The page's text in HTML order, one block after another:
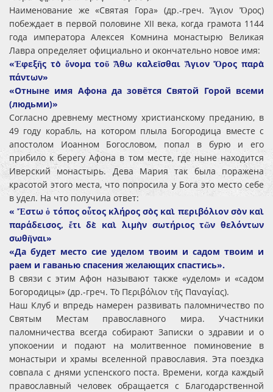
Наименование же «Святая Гора» (др.-греч. Ἅγιον Ὄρος)
побеждает в первой половине XII века, когда грамота 1144
года императора Алексея Комнина монастырю Великая
Лавра определяет официально и окончательно новое имя:
«Ἐφεξῆς τὸ ὄνομα τοῦ Ἄθω καλεῖσθαι Ἅγιον Ὄρος παρὰ
πάντων»
«Отныне имя Афона да зовётся Святой Горой всеми
(людьми)»
Согласно древнему местному христианскому преданию, в
49 году корабль, на котором плыла Богородица вместе с
апостолом Иоанном Богословом, попал в бурю и его
прибило к берегу Афона в том месте, где ныне находится
Иверский монастырь. Дева Мария так была поражена
красотой этого места, что попросила у Бога это место себе
в удел. На что получила ответ:
« Ἔστω ὁ τόπος οὗτος κλήρος σὸς καὶ περιβόλιον σὸν καὶ
παράδεισος, ἔτι δὲ καὶ λιμὴν σωτήριος τῶν θελόντων
σωθῆναι»
«Да будет место сие уделом твоим и садом твоим и
раем и гаванью спасения желающих спастись».
В связи с этим Афон называют также «уделом» и «садом
Богородицы» (др.-греч. Τὸ Περιβόλιον τῆς Παναγίας).
Наш Клуб и впредь намерен развивать паломничество по
Святым Местам православного мира. Участники
паломничества всегда собирают Записки о здравии и о
упокоении и подают на молитвенное поминовение в
монастыри и храмы вселенной православия. Эта поездка
совпала с днями успенского поста. Времени, когда каждый
православный человек обращается с Благодарственной